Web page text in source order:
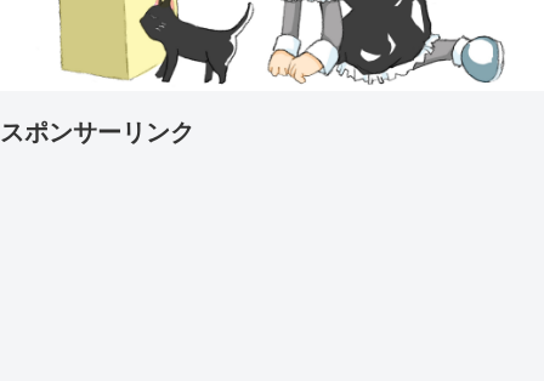
スポンサーリンク